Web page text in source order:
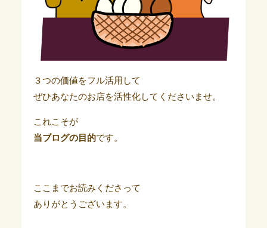
３つの価値をフル活用して
ぜひあなたのお店を活性化してくださいませ。
これこそが
当ブログの目的です。
ここまでお読みくださって
ありがとうございます。